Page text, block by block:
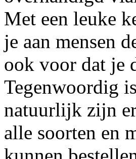
Met een leuke
je aan mensen
ook voor dat je
Tegenwoordig
natuurlijk zijn
alle soorten en